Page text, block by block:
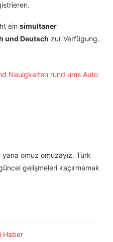
ein simultaner
und Deutsch zur Verfügung.
omuz omuzayız. Türk
gelişmeleri kaçırmamak
Haber